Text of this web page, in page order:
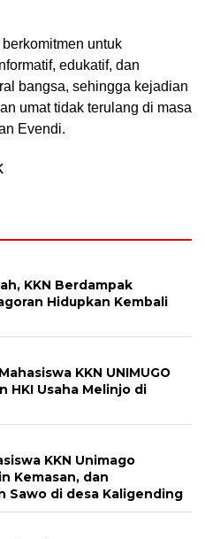
untuk
edukatif, dan
bangsa, sehingga kejadian
umat tidak terulang di masa
Evendi.
KKN Berdampak
Hidupkan Kembali
KKN UNIMUGO
HKI Usaha Melinjo di
KKN Unimago
Kemasan, dan
Sawo di desa Kaligending